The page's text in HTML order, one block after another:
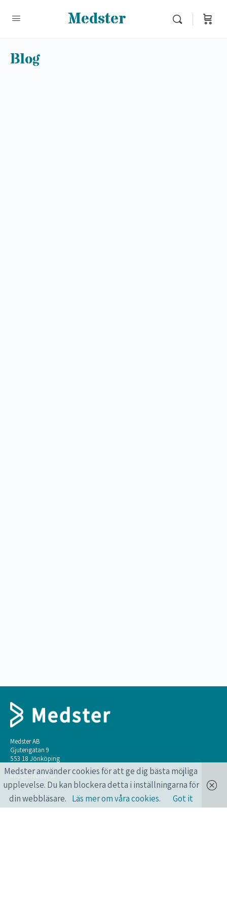
Medster
Blog
Medster AB
Gjuterigatan 9
553 18 Jönköping
info@medster.se
+46 736 496 302
Medster använder cookies för att ge dig bästa möjliga
upplevelse. Du kan blockera detta i inställningarna för
din webbläsare. Läs mer om våra cookies. Got it